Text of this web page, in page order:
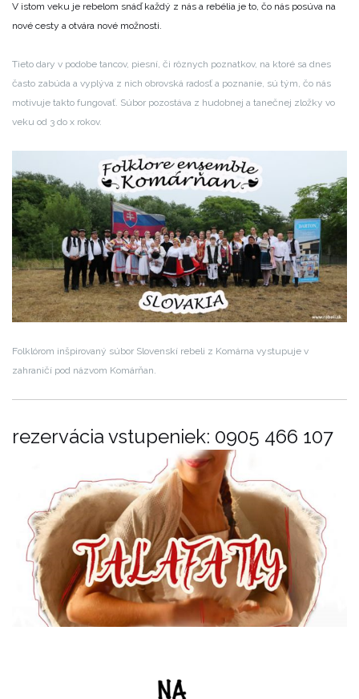
V istom veku je rebelom snáď každý z nás a rebélia je to, čo nás posúva na
nové cesty a otvára nové možnosti.
Tieto dary v podobe tancov, piesní, či rôznych poznatkov, na ktoré sa dnes
často zabúda a vyplýva z nich obrovská radosť a poznanie, sú tým, čo nás
motivuje takto fungovať. Súbor pozostáva z hudobnej a tanečnej zložky vo
veku od 3 do x rokov.
Folklórom inšpirovaný súbor Slovenskí rebeli z Komárna vystupuje v
zahraničí pod názvom Komárňan.
rezervácia vstupeniek: 0905 466 107